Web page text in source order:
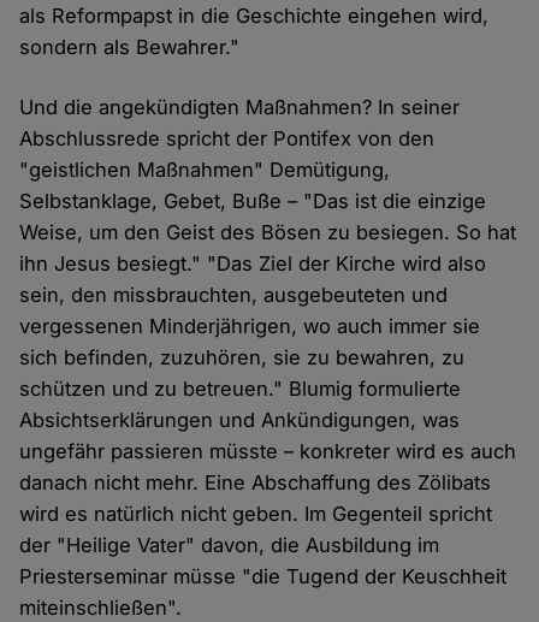
als Reformpapst in die Geschichte eingehen wird,
sondern als Bewahrer."
Und die angekündigten Maßnahmen? In seiner
Abschlussrede spricht der Pontifex von den
"geistlichen Maßnahmen" Demütigung,
Selbstanklage, Gebet, Buße – "Das ist die einzige
Weise, um den Geist des Bösen zu besiegen. So hat
ihn Jesus besiegt." "Das Ziel der Kirche wird also
sein, den missbrauchten, ausgebeuteten und
vergessenen Minderjährigen, wo auch immer sie
sich befinden, zuzuhören, sie zu bewahren, zu
schützen und zu betreuen." Blumig formulierte
Absichtserklärungen und Ankündigungen, was
ungefähr passieren müsste – konkreter wird es auch
danach nicht mehr. Eine Abschaffung des Zölibats
wird es natürlich nicht geben. Im Gegenteil spricht
der "Heilige Vater" davon, die Ausbildung im
Priesterseminar müsse "die Tugend der Keuschheit
miteinschließen".